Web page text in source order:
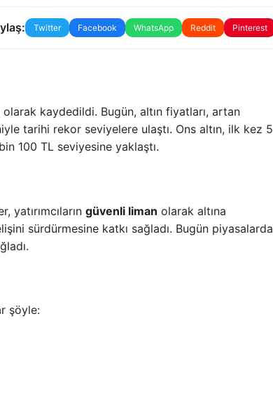
Twitter Facebook WhatsApp Reddit Pinterest
kaydedildi. Bugün, altın fiyatları, artan
tarihi rekor seviyelere ulaştı. Ons altın, ilk kez 5
100 TL seviyesine yaklaştı.
yatırımcıların güvenli liman olarak altına
sürdürmesine katkı sağladı. Bugün piyasalarda
şöyle: